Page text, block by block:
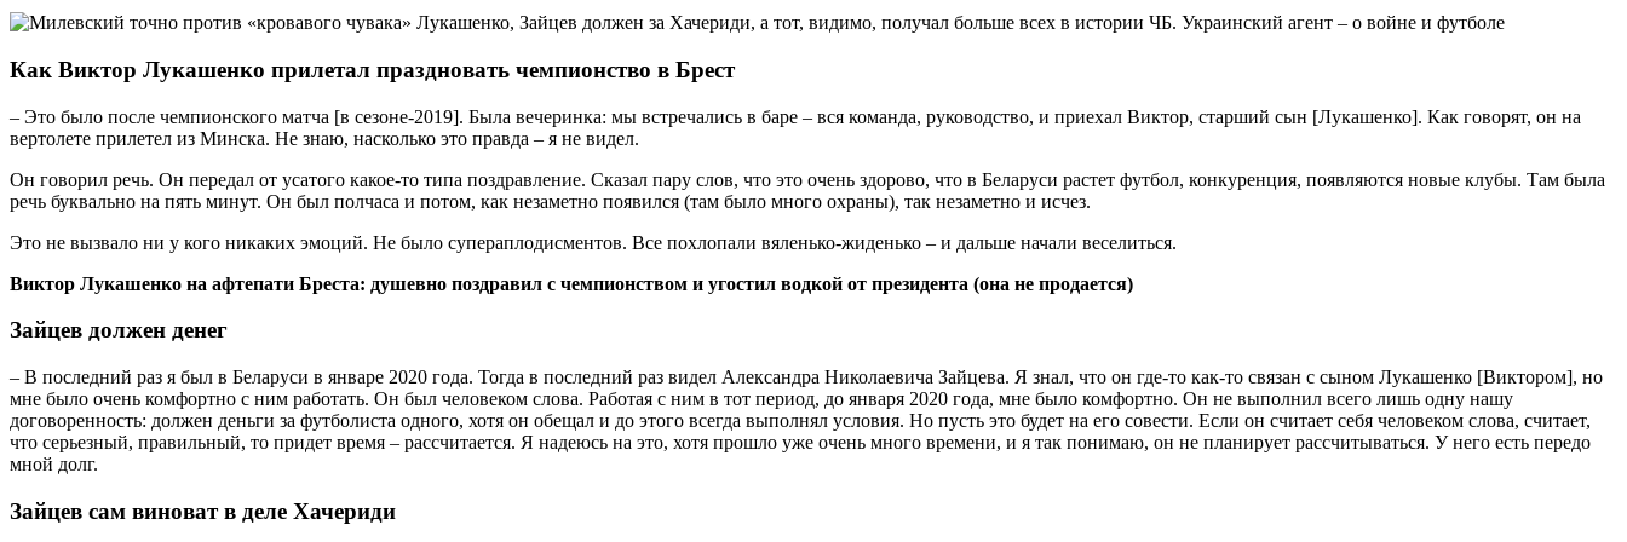
Как Виктор Лукашенко прилетал праздновать чемпионство в Брест
– Это было после чемпионского матча [в сезоне-2019]. Была вечеринка: мы встречались в баре – вся команда, руководство, и приехал Виктор, старший сын [Лукашенко]. Как говорят, он на
вертолете прилетел из Минска. Не знаю, насколько это правда – я не видел.
Он говорил речь. Он передал от усатого какое-то типа поздравление. Сказал пару слов, что это очень здорово, что в Беларуси растет футбол, конкуренция, появляются новые клубы. Там была
речь буквально на пять минут. Он был полчаса и потом, как незаметно появился (там было много охраны), так незаметно и исчез.
Это не вызвало ни у кого никаких эмоций. Не было супераплодисментов. Все похлопали вяленько-жиденько – и дальше начали веселиться.
Виктор Лукашенко на афтепати Бреста: душевно поздравил с чемпионством и угостил водкой от президента (она не продается)
Зайцев должен денег
– В последний раз я был в Беларуси в январе 2020 года. Тогда в последний раз видел Александра Николаевича Зайцева. Я знал, что он где-то как-то связан с сыном Лукашенко [Виктором], но
мне было очень комфортно с ним работать. Он был человеком слова. Работая с ним в тот период, до января 2020 года, мне было комфортно. Он не выполнил всего лишь одну нашу
договоренность: должен деньги за футболиста одного, хотя он обещал и до этого всегда выполнял условия. Но пусть это будет на его совести. Если он считает себя человеком слова, считает,
что серьезный, правильный, то придет время – рассчитается. Я надеюсь на это, хотя прошло уже очень много времени, и я так понимаю, он не планирует рассчитываться. У него есть передо
мной долг.
Зайцев сам виноват в деле Хачериди